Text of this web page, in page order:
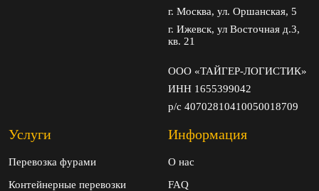
Услуги
Перевозка фурами
Контейнерные перевозки
г. Москва, ул. Оршанская, 5
г. Ижевск, ул Восточная д.3,
кв. 21
ООО «ТАЙГЕР-ЛОГИСТИК»
ИНН 1655399042
р/с 40702810410050018709
Информация
О нас
FAQ